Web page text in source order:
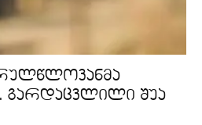
გარდაცვლილი შუა